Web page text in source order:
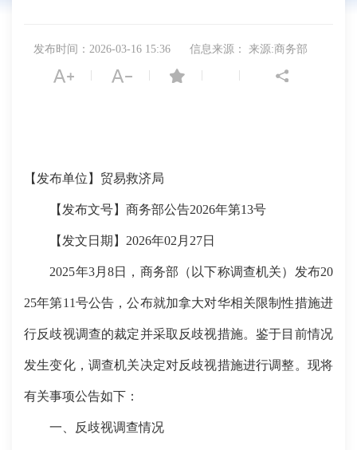
发布时间：2026-03-16 15:36 信息来源： 来源:商务部
【发布单位】贸易救济局
【发布文号】商务部公告2026年第13号
【发文日期】2026年02月27日
2025年3月8日，商务部（以下称调查机关）发布20
25年第11号公告，公布就加拿大对华相关限制性措施进
行反歧视调查的裁定并采取反歧视措施。鉴于目前情况
发生变化，调查机关决定对反歧视措施进行调整。现将
有关事项公告如下：
一、反歧视调查情况